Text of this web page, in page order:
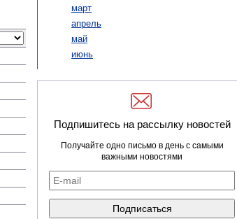
март
апрель
май
июнь
Подпишитесь на рассылку новостей
Получайте одно письмо в день с самыми
важными новостями